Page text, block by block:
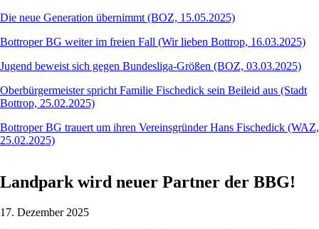
Die neue Generation übernimmt (BOZ, 15.05.2025)
Bottroper BG weiter im freien Fall (Wir lieben Bottrop, 16.03.2025)
Jugend beweist sich gegen Bundesliga-Größen (BOZ, 03.03.2025)
Oberbürgermeister spricht Familie Fischedick sein Beileid aus (Stadt
Bottrop, 25.02.2025)
Bottroper BG trauert um ihren Vereinsgründer Hans Fischedick (WAZ,
25.02.2025)
Landpark wird neuer Partner der BBG!
17. Dezember 2025